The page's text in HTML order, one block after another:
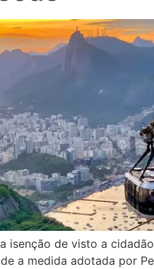
isenção de visto a
a medida adotada por